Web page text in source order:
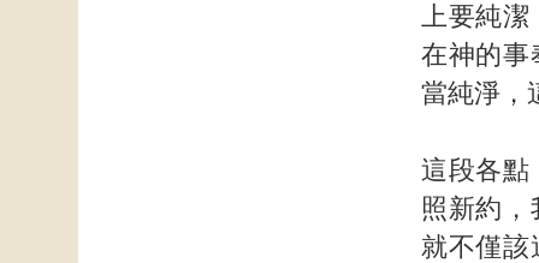
上要純潔
在神的事
當純淨，
這段各點
照新約
就不僅該